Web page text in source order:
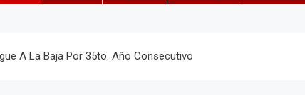
A La Baja Por 35to. Año Consecutivo